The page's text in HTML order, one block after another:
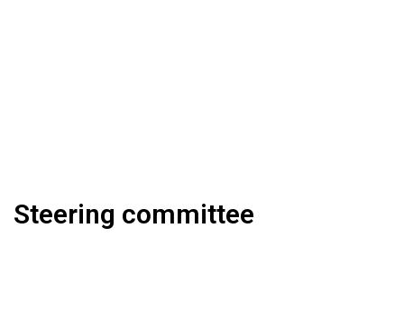
Steering committee